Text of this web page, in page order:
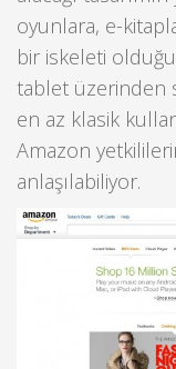
oyunlara, e-
bir iskeleti
tablet üzerinden
en az klasik
Amazon
anlaşılabiliyor.